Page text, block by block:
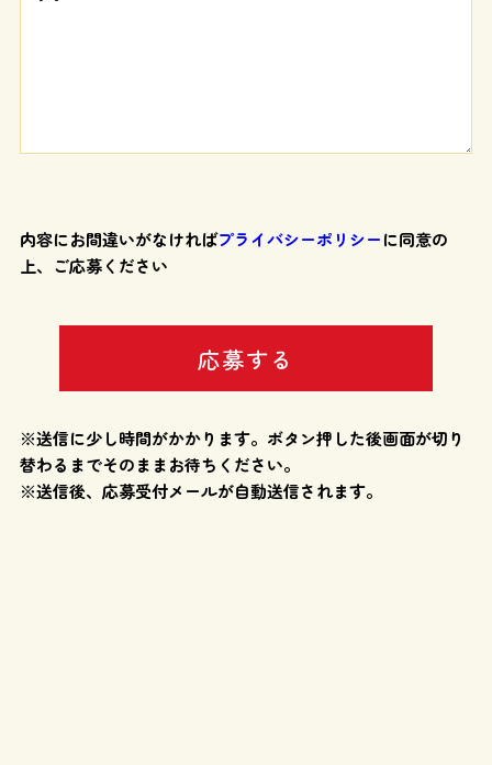
内容にお間違いがなければプライバシーポリシーに同意の
上、ご応募ください
※送信に少し時間がかかります。ボタン押した後画面が切り
替わるまでそのままお待ちください。
※送信後、応募受付メールが自動送信されます。